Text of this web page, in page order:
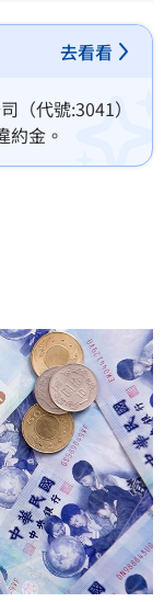
去看看
（代號:3041）
約金。